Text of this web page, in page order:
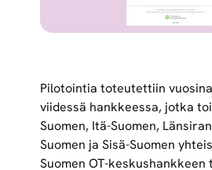
Pilotointia toteutettiin
viidessä hankkeessa, jotka
Suomen, Itä-Suomen,
Suomen ja Sisä-Suomen
Suomen OT-keskushankkeen